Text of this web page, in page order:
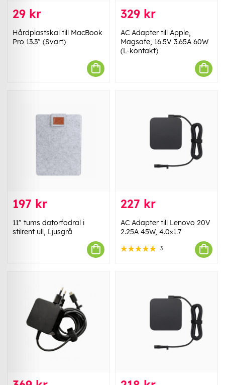
29 kr
Hårdplastskal till MacBook
Pro 13.3" (Svart)
329 kr
AC Adapter till Apple,
Magsafe, 16.5V 3.65A 60W
(L-kontakt)
197 kr
11" tums datorfodral i
stilrent ull, Ljusgrå
227 kr
AC Adapter till Lenovo 20V
2.25A 45W, 4.0×1.7
3